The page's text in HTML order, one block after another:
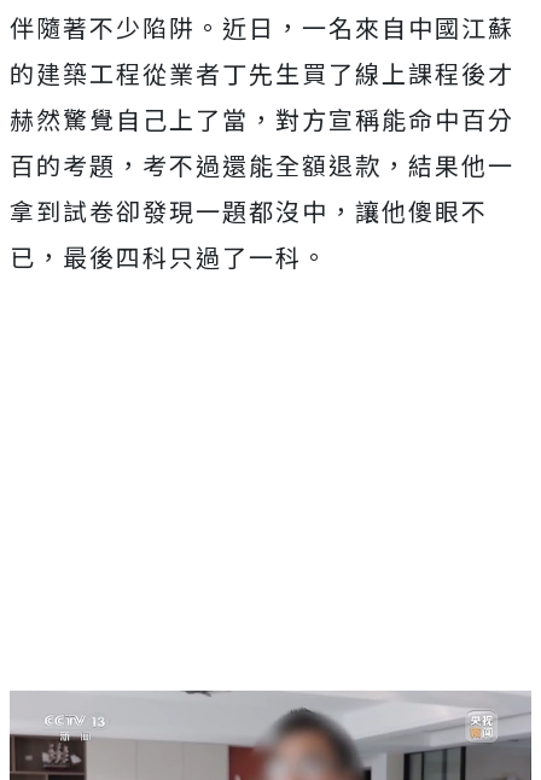
伴隨著不少陷阱。近日，一名來自中國江蘇
的建築工程從業者丁先生買了線上課程後才
赫然驚覺自己上了當，對方宣稱能命中百分
百的考題，考不過還能全額退款，結果他一
拿到試卷卻發現一題都沒中，讓他傻眼不
已，最後四科只過了一科。